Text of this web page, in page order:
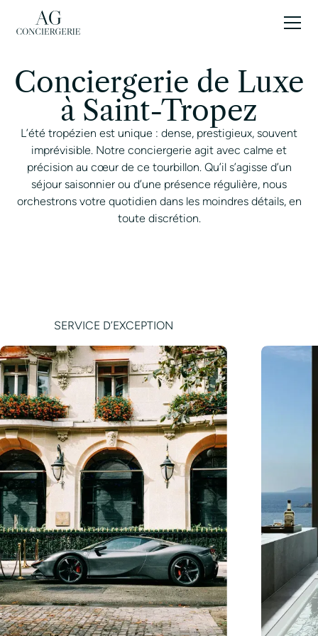
Conciergerie de Luxe
à Saint-Tropez
L’été tropézien est unique : dense, prestigieux, souvent
imprévisible. Notre conciergerie agit avec calme et
précision au cœur de ce tourbillon. Qu’il s’agisse d’un
séjour saisonnier ou d’une présence régulière, nous
orchestrons votre quotidien dans les moindres détails, en
toute discrétion.
SERVICE D’EXCEPTION